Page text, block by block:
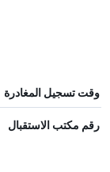
وقت تسجيل المغادرة
رقم مكتب الاستقبال